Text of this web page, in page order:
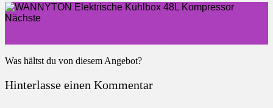
Nächste
Was hältst du von diesem Angebot?
Hinterlasse einen Kommentar